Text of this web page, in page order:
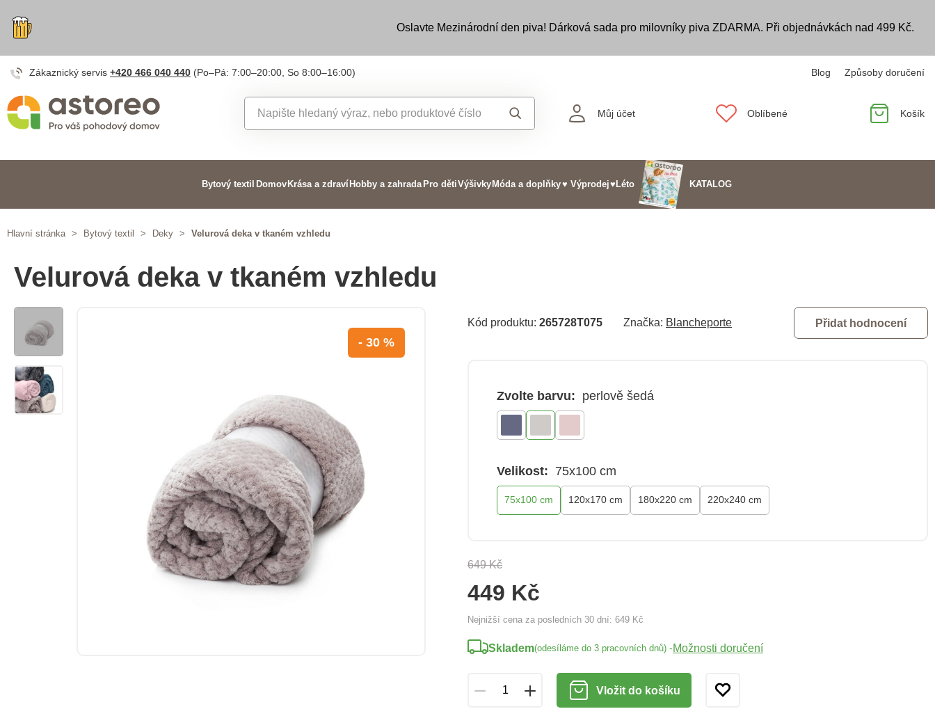
Oslavte Mezinárodní den piva! Dárková sada pro milovníky piva ZDARMA. Při objednávkách nad 499 Kč.
Zákaznický servis +420 466 040 440 (Po–Pá: 7:00–20:00, So 8:00–16:00) Blog Způsoby doručení
Můj účet Oblíbené Košík
Bytový textil Domov Krása a zdraví Hobby a zahrada Pro dětiVýšivky Móda a doplňky♥ Výprodej♥Léto KATALOG
Hlavní stránka > Bytový textil > Deky > Velurová deka v tkaném vzhledu
Velurová deka v tkaném vzhledu
- 30 %
Kód produktu: 265728T075 Značka: Blancheporte Přidat hodnocení
Zvolte barvu: perlově šedá
Velikost: 75x100 cm
75x100 cm 120x170 cm 180x220 cm 220x240 cm
649 Kč
449 Kč
Nejnižší cena za posledních 30 dní: 649 Kč
Skladem(odesíláme do 3 pracovních dnů) -Možnosti doručení
Vložit do košíku